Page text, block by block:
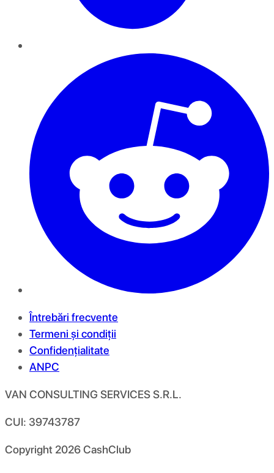
Întrebări frecvente
Termeni și condiții
Confidențialitate
ANPC
VAN CONSULTING SERVICES S.R.L.
CUI: 39743787
Copyright 2026CashClub